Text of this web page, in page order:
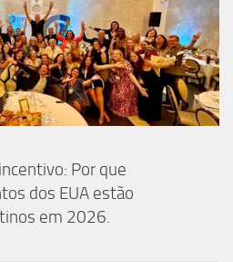
Por que
dos EUA estão
em 2026.